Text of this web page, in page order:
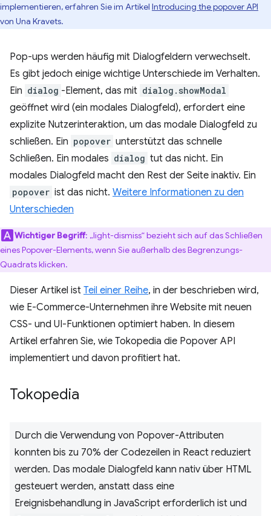
implementieren, erfahren Sie im Artikel Introducing the popover API
von Una Kravets.
Pop-ups werden häufig mit Dialogfeldern verwechselt.
Es gibt jedoch einige wichtige Unterschiede im Verhalten.
Ein dialog -Element, das mit dialog.showModal
geöffnet wird (ein modales Dialogfeld), erfordert eine
explizite Nutzerinteraktion, um das modale Dialogfeld zu
schließen. Ein popover unterstützt das schnelle
Schließen. Ein modales dialog tut das nicht. Ein
modales Dialogfeld macht den Rest der Seite inaktiv. Ein
popover ist das nicht. Weitere Informationen zu den
Unterschieden
Wichtiger Begriff: „light-dismiss“ bezieht sich auf das Schließen
eines Popover-Elements, wenn Sie außerhalb des Begrenzungs-
Quadrats klicken.
Dieser Artikel ist Teil einer Reihe, in der beschrieben wird,
wie E-Commerce-Unternehmen ihre Website mit neuen
CSS- und UI-Funktionen optimiert haben. In diesem
Artikel erfahren Sie, wie Tokopedia die Popover API
implementiert und davon profitiert hat.
Tokopedia
Durch die Verwendung von Popover-Attributen
konnten bis zu 70% der Codezeilen in React reduziert
werden. Das modale Dialogfeld kann nativ über HTML
gesteuert werden, anstatt dass eine
Ereignisbehandlung in JavaScript erforderlich ist und